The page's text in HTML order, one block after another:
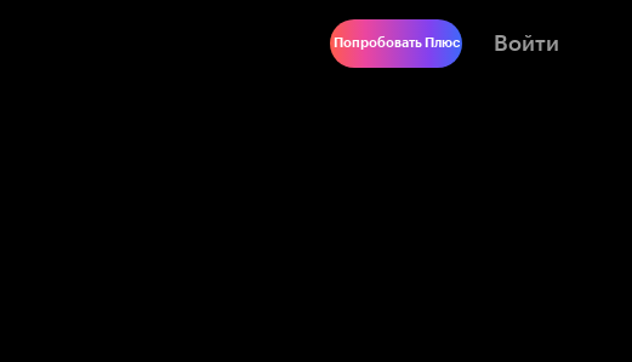
Попробовать Плюс Войти